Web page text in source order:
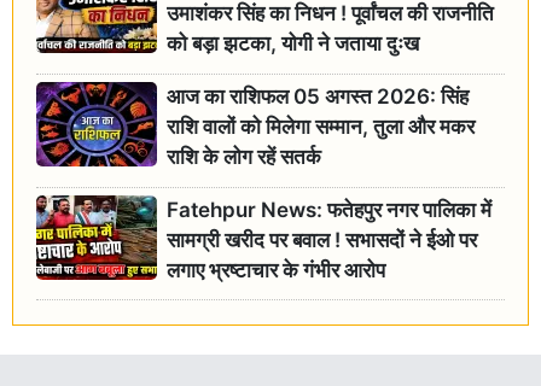
उमाशंकर सिंह का निधन ! पूर्वांचल की राजनीति
को बड़ा झटका, योगी ने जताया दुःख
आज का राशिफल 05 अगस्त 2026: सिंह
राशि वालों को मिलेगा सम्मान, तुला और मकर
राशि के लोग रहें सतर्क
Fatehpur News: फतेहपुर नगर पालिका में
सामग्री खरीद पर बवाल ! सभासदों ने ईओ पर
लगाए भ्रष्टाचार के गंभीर आरोप